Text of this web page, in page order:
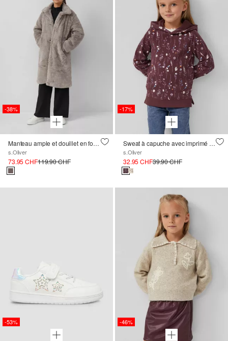
-38%
Manteau ample et douillet en fourrure
s.Oliver
73.95 CHF119.90 CHF
-17%
Sweat à capuche avec imprimé floral
s.Oliver
32.95 CHF39.90 CHF
-53% -46%